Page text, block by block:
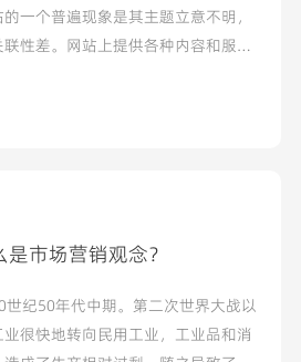
一个普遍现象是其主题立意不明，
性差。网站上提供各种内容和服
访问者迷失在其中，看完之后也留
之，国外许多知名企业网站，尽管
是市场营销观念？
纪50年代中期。第二次世界大战以
很快地转向民用工业，工业品和消